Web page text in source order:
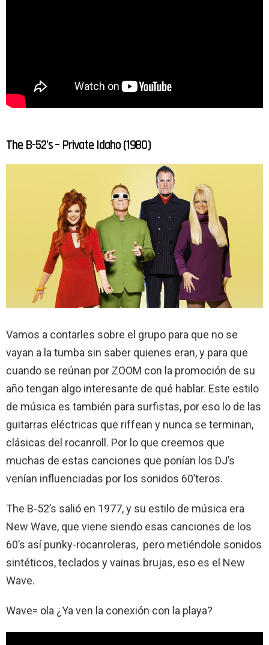
The B-52’s – Private Idaho (1980)
Vamos a contarles sobre el grupo para que no se
vayan a la tumba sin saber quienes eran, y para que
cuando se reúnan por ZOOM con la promoción de su
año tengan algo interesante de qué hablar. Este estilo
de música es también para surfistas, por eso lo de las
guitarras eléctricas que riffean y nunca se terminan,
clásicas del rocanroll. Por lo que creemos que
muchas de estas canciones que ponían los DJ’s
venían influenciadas por los sonidos 60’teros.
The B-52’s salió en 1977, y su estilo de música era
New Wave, que viene siendo esas canciones de los
60’s así punky-rocanroleras, pero metiéndole sonidos
sintéticos, teclados y vainas brujas, eso es el New
Wave.
Wave= ola ¿Ya ven la conexión con la playa?